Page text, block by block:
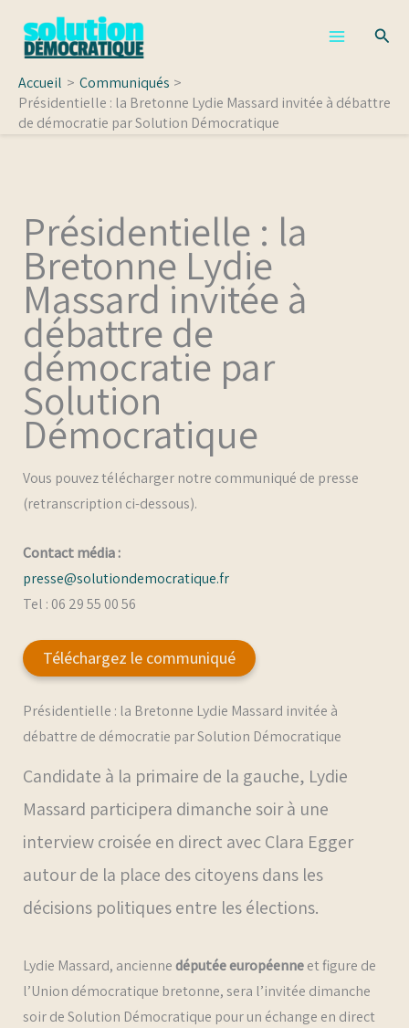
contenu
Accueil
Communiqués
Présidentielle : la Bretonne Lydie Massard invitée à débattre
de démocratie par Solution Démocratique
Présidentielle : la
Bretonne Lydie
Massard invitée à
débattre de
démocratie par
Solution
Démocratique
Vous pouvez télécharger notre communiqué de presse
(retranscription ci-dessous).
Contact média :
presse@solutiondemocratique.fr
Tel : 06 29 55 00 56
Téléchargez le communiqué
Présidentielle : la Bretonne Lydie Massard invitée à
débattre de démocratie par Solution Démocratique
Candidate à la primaire de la gauche, Lydie
Massard participera dimanche soir à une
interview croisée en direct avec Clara Egger
autour de la place des citoyens dans les
décisions politiques entre les élections.
Lydie Massard, anciennedéputée européenneet figure de
l’Union démocratique bretonne, sera l’invitée dimanche
soir de Solution Démocratique pour un échange en direct